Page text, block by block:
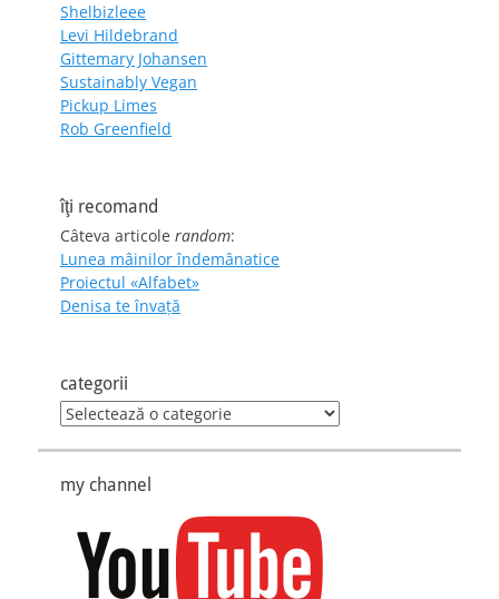
Shelbizleee
Levi Hildebrand
Gittemary Johansen
Sustainably Vegan
Pickup Limes
Rob Greenfield
îţi recomand
Câteva articole random:
Lunea mâinilor îndemânatice
Proiectul «Alfabet»
Denisa te învaţă
categorii
categorii
my channel